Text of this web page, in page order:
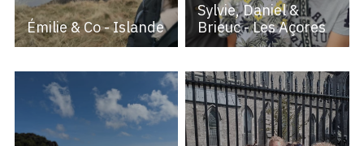
Émilie & Co - Islande
Sylvie, Daniel &
Brieuc - Les Açores